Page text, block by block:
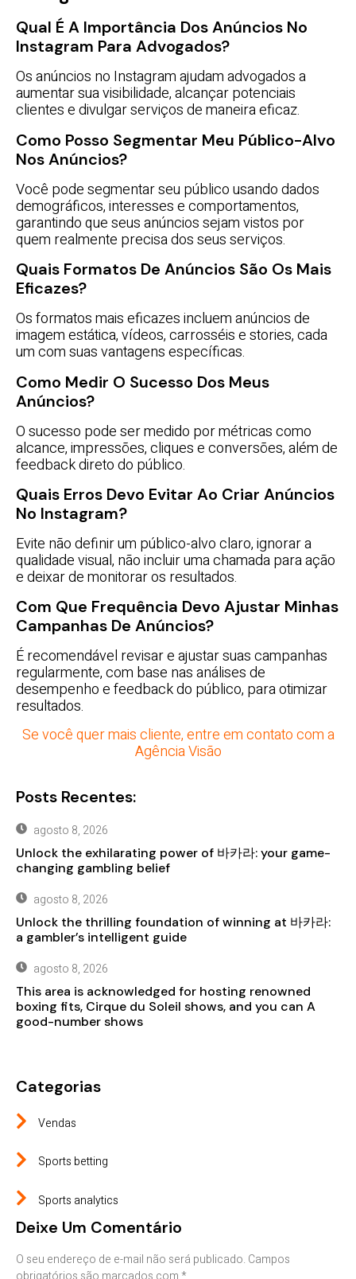
Qual É A Importância Dos Anúncios No
Instagram Para Advogados?
Os anúncios no Instagram ajudam advogados a
aumentar sua visibilidade, alcançar potenciais
clientes e divulgar serviços de maneira eficaz.
Como Posso Segmentar Meu Público-Alvo
Nos Anúncios?
Você pode segmentar seu público usando dados
demográficos, interesses e comportamentos,
garantindo que seus anúncios sejam vistos por
quem realmente precisa dos seus serviços.
Quais Formatos De Anúncios São Os Mais
Eficazes?
Os formatos mais eficazes incluem anúncios de
imagem estática, vídeos, carrosséis e stories, cada
um com suas vantagens específicas.
Como Medir O Sucesso Dos Meus
Anúncios?
O sucesso pode ser medido por métricas como
alcance, impressões, cliques e conversões, além de
feedback direto do público.
Quais Erros Devo Evitar Ao Criar Anúncios
No Instagram?
Evite não definir um público-alvo claro, ignorar a
qualidade visual, não incluir uma chamada para ação
e deixar de monitorar os resultados.
Com Que Frequência Devo Ajustar Minhas
Campanhas De Anúncios?
É recomendável revisar e ajustar suas campanhas
regularmente, com base nas análises de
desempenho e feedback do público, para otimizar
resultados.
Se você quer mais cliente, entre em contato com a
Agência Visão
Posts Recentes:
agosto 8, 2026
Unlock the exhilarating power of 바카라: your game-
changing gambling belief
agosto 8, 2026
Unlock the thrilling foundation of winning at 바카라:
a gambler’s intelligent guide
agosto 8, 2026
This area is acknowledged for hosting renowned
boxing fits, Cirque du Soleil shows, and you can A
good-number shows
Categorias
Vendas
Sports betting
Sports analytics
Deixe Um Comentário
O seu endereço de e-mail não será publicado. Campos